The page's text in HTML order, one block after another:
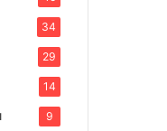
34
29
14
9